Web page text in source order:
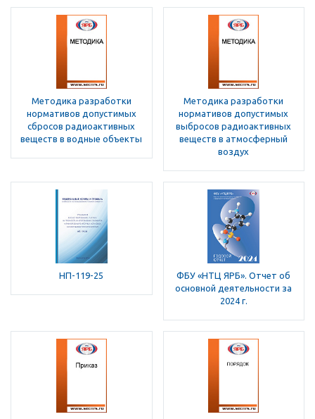
Методика разработки
нормативов допустимых
сбросов радиоактивных
веществ в водные объекты
Методика разработки
нормативов допустимых
выбросов радиоактивных
веществ в атмосферный
воздух
НП-119-25
ФБУ «НТЦ ЯРБ». Отчет об
основной деятельности за
2024 г.